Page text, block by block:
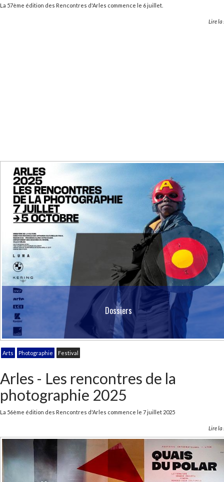
La 57ème édition des Rencontres d'Arles commence le 6 juillet.
Lire la
Dossiers
Arts Photographie Festival
Arles - Les rencontres de la
photographie 2025
La 56ème édition des Rencontres d'Arles commence le 7 juillet 2025
Lire la